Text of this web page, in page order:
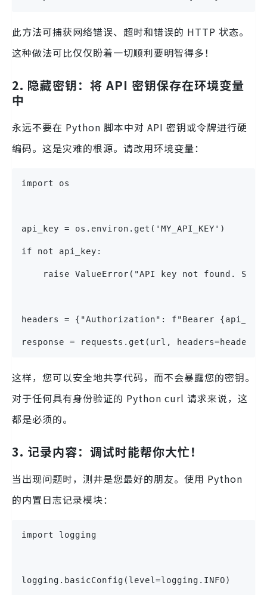
此方法可捕获网络错误、超时和错误的 HTTP 状态。
这种做法可比仅仅盼着一切顺利要明智得多！
2. 隐藏密钥：将 API 密钥保存在环境变量
中
永远不要在 Python 脚本中对 API 密钥或令牌进行硬
编码。这是灾难的根源。请改用环境变量：
import os
api_key = os.environ.get('MY_API_KEY')
if not api_key:
raise ValueError("API key not found. Set
headers = {"Authorization": f"Bearer
response = requests.get(url, headers=headers)
这样，您可以安全地共享代码，而不会暴露您的密钥。
对于任何具有身份验证的 Python curl 请求来说，这
都是必须的。
3. 记录内容：调试时能帮你大忙！
当出现问题时，测井是您最好的朋友。使用 Python
的内置日志记录模块：
import logging
logging.basicConfig(level=logging.INFO)